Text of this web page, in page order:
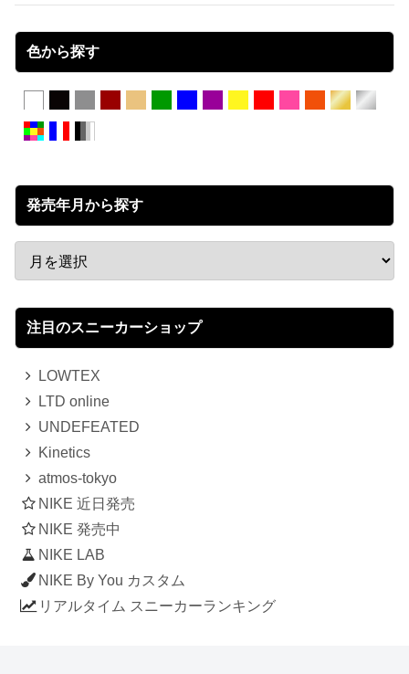
色から探す
発売年月から探す
注目のスニーカーショップ
LOWTEX
LTD online
UNDEFEATED
Kinetics
atmos-tokyo
NIKE 近日発売
NIKE 発売中
NIKE LAB
NIKE By You カスタム
リアルタイム スニーカーランキング